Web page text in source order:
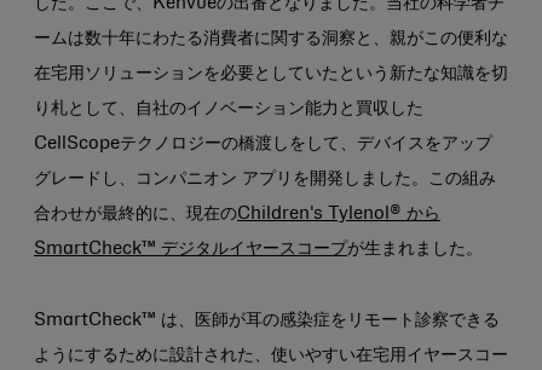
した。ここで、Kenvueの出番となりました。当社の科学者チ
ームは数十年にわたる消費者に関する洞察と、親がこの便利な
在宅用ソリューションを必要としていたという新たな知識を切
り札として、自社のイノベーション能力と買収した
CellScopeテクノロジーの橋渡しをして、デバイスをアップ
グレードし、コンパニオン アプリを開発しました。この組み
合わせが最終的に、現在のChildren's Tylenol® から
SmartCheck™ デジタルイヤースコープ が生まれました。
SmartCheck™ は、医師が耳の感染症をリモート診察できる
ようにするために設計された、使いやすい在宅用イヤースコー